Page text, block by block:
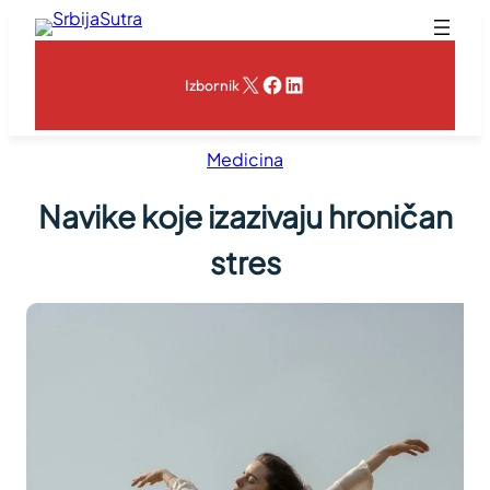
Skoči
IzbornikX Facebook
LinkedIn
Medicina
Navike koje izazivaju hroničan
stres